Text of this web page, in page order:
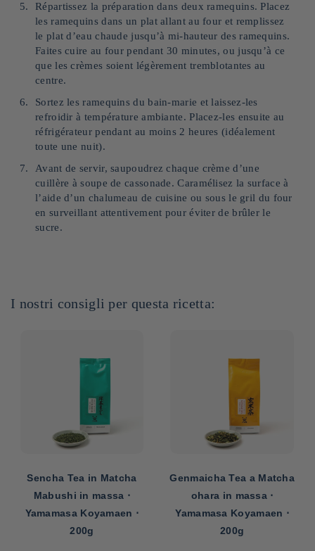
Répartissez la préparation dans deux ramequins. Placez
les ramequins dans un plat allant au four et remplissez
le plat d’eau chaude jusqu’à mi-hauteur des ramequins.
Faites cuire au four pendant 30 minutes, ou jusqu’à ce
que les crèmes soient légèrement tremblotantes au
centre.
Sortez les ramequins du bain-marie et laissez-les
refroidir à température ambiante. Placez-les ensuite au
réfrigérateur pendant au moins 2 heures (idéalement
toute une nuit).
Avant de servir, saupoudrez chaque crème d’une
cuillère à soupe de cassonade. Caramélisez la surface à
l’aide d’un chalumeau de cuisine ou sous le gril du four
en surveillant attentivement pour éviter de brûler le
sucre.
I nostri consigli per questa ricetta:
Sencha Tea in Matcha
Mabushi in massa ⋅
Yamamasa Koyamaen ⋅
200g
Genmaicha Tea a Matcha
ohara in massa ⋅
Yamamasa Koyamaen ⋅
200g